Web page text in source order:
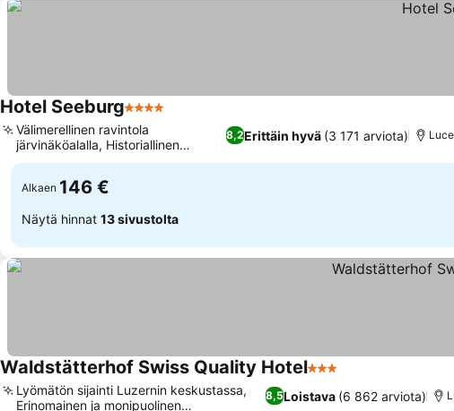
Hotel Seeburg4 Tähtiluokitus
8,2Erittäin hyvä (3 171 arviota)
Välimerellinen ravintola
järvinäköalalla, Historiallinen
tapahtumapaikka
Alkaen 146 €
Näytä hinnat 13 sivustolta
Waldstätterhof Swiss Quality Hotel3 Tähtiluokitus
8,5Loistava (6 862 arviota)
Lyömätön sijainti Luzernin keskustassa,
Erinomainen ja monipuolinen